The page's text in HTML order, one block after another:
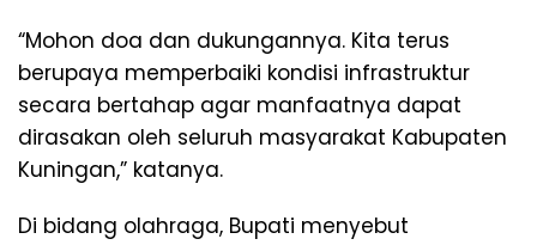
“Mohon doa dan dukungannya. Kita terus
berupaya memperbaiki kondisi infrastruktur
secara bertahap agar manfaatnya dapat
dirasakan oleh seluruh masyarakat Kabupaten
Kuningan,” katanya.
Di bidang olahraga, Bupati menyebut